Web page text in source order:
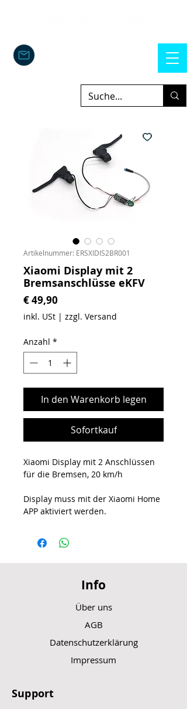
Artikelnummer: ERSXIDIS2BR001
Xiaomi Display mit 2
Bremsanschlüsse eKFV
€ 49,90
inkl. USt | zzgl. Versand
Anzahl *
In den Warenkorb legen
Sofortkauf
Xiaomi Display mit 2 Anschlüssen
für die Bremsen, 20 km/h
Display muss mit der Xiaomi Home
APP aktiviert werden.
Info
Über uns
AGB
Datenschutzerklärung
Impressum
Support